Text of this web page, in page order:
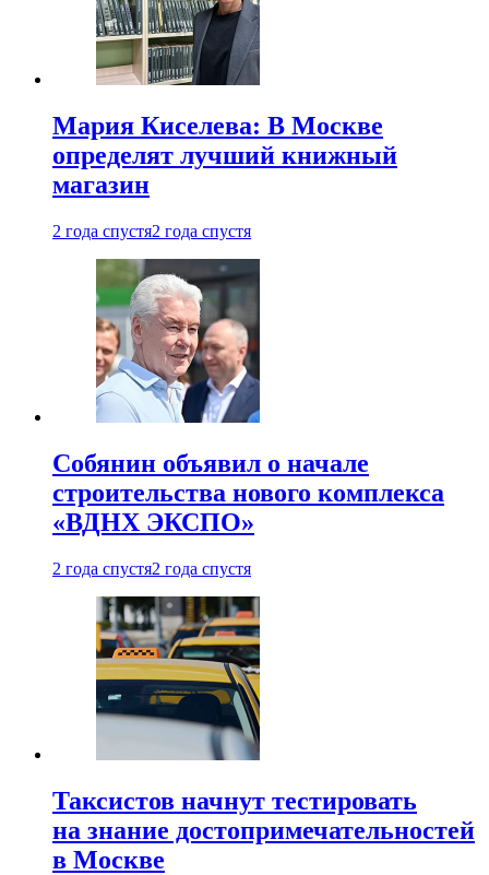
Мария Киселева: В Москве
определят лучший книжный
магазин
2 года спустя2 года спустя
Собянин объявил о начале
строительства нового комплекса
«ВДНХ ЭКСПО»
2 года спустя2 года спустя
Таксистов начнут тестировать
на знание достопримечательностей
в Москве